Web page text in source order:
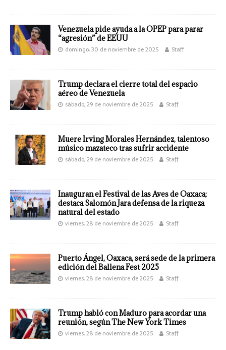
Venezuela pide ayuda a la OPEP para parar
“agresión” de EEUU
domingo, 30 de noviembre de 2025 Staff
Trump declara el cierre total del espacio
aéreo de Venezuela
sábado, 29 de noviembre de 2025 Staff
Muere Irving Morales Hernández, talentoso
músico mazateco tras sufrir accidente
sábado, 29 de noviembre de 2025 Staff
Inauguran el Festival de las Aves de Oaxaca;
destaca Salomón Jara defensa de la riqueza
natural del estado
viernes, 28 de noviembre de 2025 Staff
Puerto Ángel, Oaxaca, será sede de la primera
edición del Ballena Fest 2025
viernes, 28 de noviembre de 2025 Staff
Trump habló con Maduro para acordar una
reunión, según The New York Times
viernes, 28 de noviembre de 2025 Staff